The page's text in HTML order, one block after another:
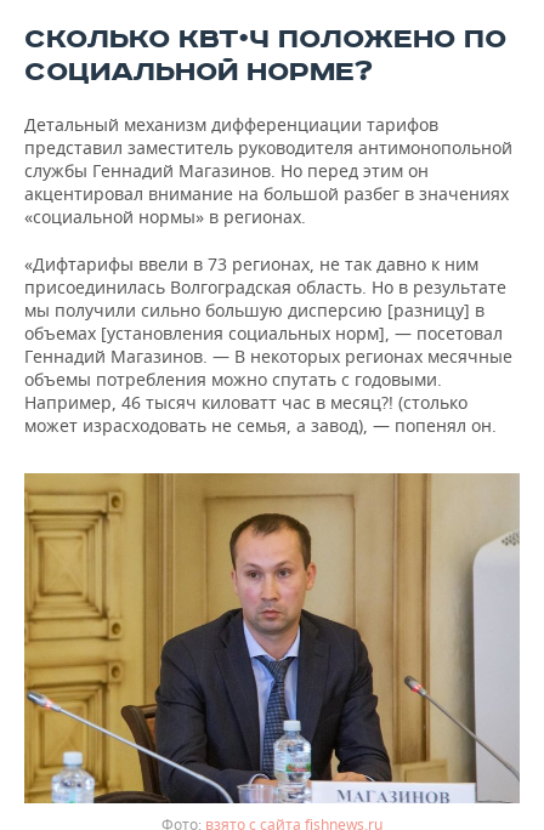
СКОЛЬКО КВТ•Ч ПОЛОЖЕНО ПО
СОЦИАЛЬНОЙ НОРМЕ?
Детальный механизм дифференциации тарифов
представил заместитель руководителя антимонопольной
службы Геннадий Магазинов. Но перед этим он
акцентировал внимание на большой разбег в значениях
«социальной нормы» в регионах.
«Дифтарифы ввели в 73 регионах, не так давно к ним
присоединилась Волгоградская область. Но в результате
мы получили сильно большую дисперсию [разницу] в
объемах [установления социальных норм], — посетовал
Геннадий Магазинов. — В некоторых регионах месячные
объемы потребления можно спутать с годовыми.
Например, 46 тысяч киловатт час в месяц?! (столько
может израсходовать не семья, а завод), — попенял он.
взято с сайта fishnews.ru